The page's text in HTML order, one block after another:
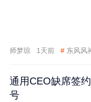
师梦琼 1天前 # 东风风
通用CEO缺席签
号